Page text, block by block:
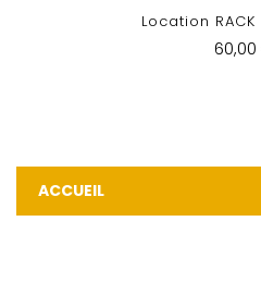
Location RACK
ACCUEIL